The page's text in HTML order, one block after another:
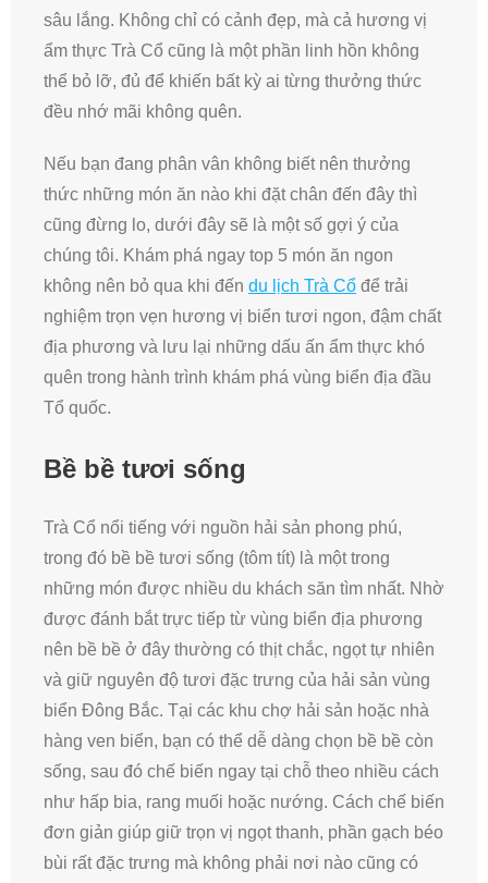
sâu lắng. Không chỉ có cảnh đẹp, mà cả hương vị
ẩm thực Trà Cổ cũng là một phần linh hồn không
thể bỏ lỡ, đủ để khiến bất kỳ ai từng thưởng thức
đều nhớ mãi không quên.
Nếu bạn đang phân vân không biết nên thưởng
thức những món ăn nào khi đặt chân đến đây thì
cũng đừng lo, dưới đây sẽ là một số gợi ý của
chúng tôi. Khám phá ngay top 5 món ăn ngon
không nên bỏ qua khi đến du lịch Trà Cổ để trải
nghiệm trọn vẹn hương vị biển tươi ngon, đậm chất
địa phương và lưu lại những dấu ấn ẩm thực khó
quên trong hành trình khám phá vùng biển địa đầu
Tổ quốc.
Bề bề tươi sống
Trà Cổ nổi tiếng với nguồn hải sản phong phú,
trong đó bề bề tươi sống (tôm tít) là một trong
những món được nhiều du khách săn tìm nhất. Nhờ
được đánh bắt trực tiếp từ vùng biển địa phương
nên bề bề ở đây thường có thịt chắc, ngọt tự nhiên
và giữ nguyên độ tươi đặc trưng của hải sản vùng
biển Đông Bắc. Tại các khu chợ hải sản hoặc nhà
hàng ven biển, bạn có thể dễ dàng chọn bề bề còn
sống, sau đó chế biến ngay tại chỗ theo nhiều cách
như hấp bia, rang muối hoặc nướng. Cách chế biến
đơn giản giúp giữ trọn vị ngọt thanh, phần gạch béo
bùi rất đặc trưng mà không phải nơi nào cũng có